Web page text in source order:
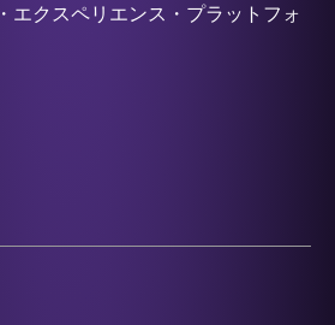
エクスペリエンス・プラットフォ